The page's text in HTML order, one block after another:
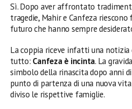
Sì. Dopo aver affrontato
tragedie, Mahir e Canfeza
futuro che hanno sempre
La coppia riceve infatti una notizia
tutto: Canfeza è incinta. La
simbolo della rinascita dopo anni
punto di partenza di una nuova
diviso le rispettive famiglie.